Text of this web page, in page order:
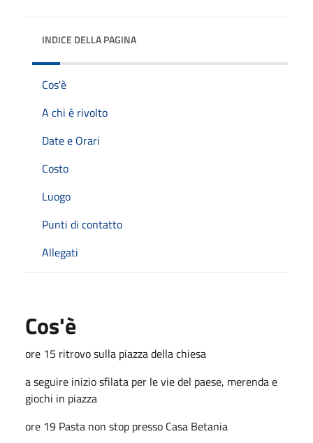
INDICE DELLA PAGINA
Cos'è
A chi è rivolto
Date e Orari
Costo
Luogo
Punti di contatto
Allegati
Cos'è
ore 15 ritrovo sulla piazza della chiesa
a seguire inizio sfilata per le vie del paese, merenda e
giochi in piazza
ore 19 Pasta non stop presso Casa Betania